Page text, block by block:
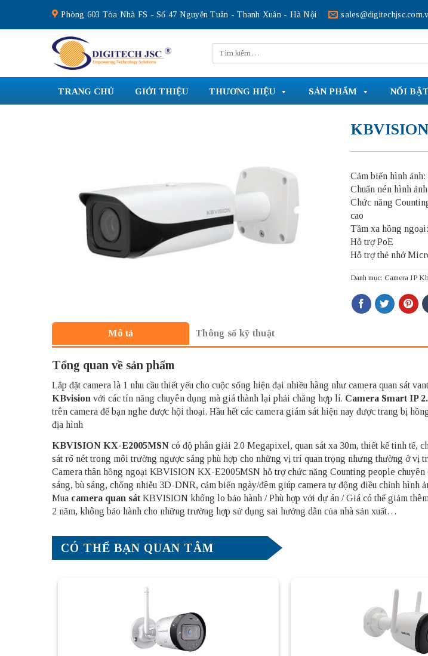
content
Phòng 603 Tòa Nhà FS - Số 47 Nguyễn Tuân - Thanh Xuân - Hà Nội
kiếm:
TRANG CHỦ GIỚI THIỆU THƯƠNG HIỆU SẢN PHẨM NỔI BẬT
Cảm biến hình
Chuẩn nén hình
Chức năng
cao
Tầm xa hồng
Hỗ trợ PoE
Hỗ trợ thẻ nhớ
Danh mục: Camera IP
Mô tả Thông số kỹ thuật
Tổng quan về sản phẩm
Lắp đặt camera là 1 nhu cầu thiết yếu cho cuộc sống hiện đại nhiều hãng như camera quan sát
KBvision với các tín năng chuyên dụng mà giá thành lại phải chăng hợp lí. Camera Smart IP
trên camera để bạn nghe được hội thoại. Hầu hết các camera giám sát hiện nay được trang bị
địa hình
KBVISION KX-E2005MSN có độ phân giải 2.0 Megapixel, quan sát xa 30m, thiết kế tinh tế,
sát rõ nét trong môi trường ngược sáng phù hợp cho những vị trí quan trọng nhưng thường ở vị
Camera thân hồng ngoại KBVISION KX-E2005MSN hỗ trợ chức năng Counting people
sáng, bù sáng, chống nhiễu 3D-DNR, cảm biến ngày/đêm giúp camera tự động điều chỉnh hình
Mua camera quan sát KBVISION không lo bảo hành / Phù hợp với dự án / Giá có thể giảm
2 năm, không bảo hành cho những trường hợp sử dụng sai hướng dẫn của nhà sản xuất…
CÓ THỂ BẠN QUAN TÂM